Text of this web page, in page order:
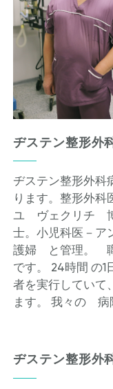
ヂステン整形外
ヂステン整形外
ります。整形外
ユ ヴェクリチ
士。小児科医－
護婦 と管理。
です。 24時間 の1
者を実行していて
ます。 我々の 病
ヂステン整形外